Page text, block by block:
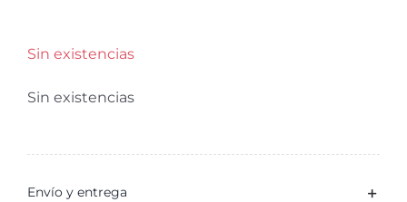
Sin existencias
Sin existencias
Envío y entrega